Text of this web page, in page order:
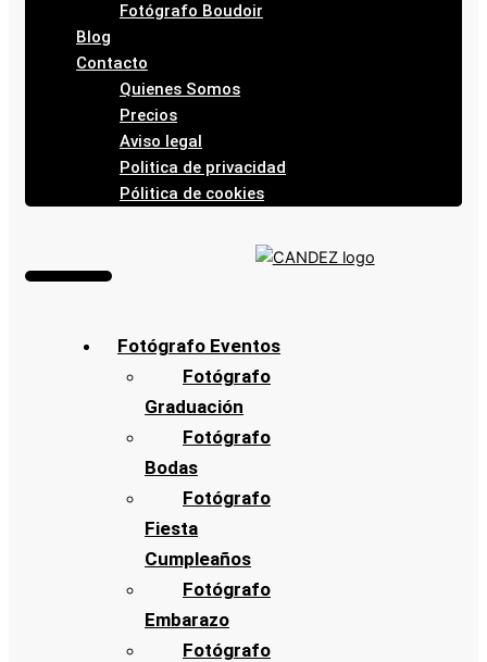
Fotógrafo Boudoir
Blog
Contacto
Quienes Somos
Precios
Aviso legal
Politica de privacidad
Pólitica de cookies
Fotógrafo Eventos
Fotógrafo
Graduación
Fotógrafo
Bodas
Fotógrafo
Fiesta
Cumpleaños
Fotógrafo
Embarazo
Fotógrafo